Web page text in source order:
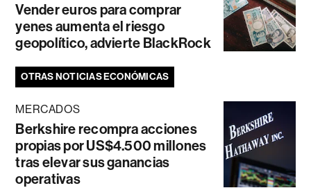
Vender euros para comprar
yenes aumenta el riesgo
geopolítico, advierte BlackRock
OTRAS NOTICIAS ECONÓMICAS
MERCADOS
Berkshire recompra acciones
propias por US$4.500 millones
tras elevar sus ganancias
operativas